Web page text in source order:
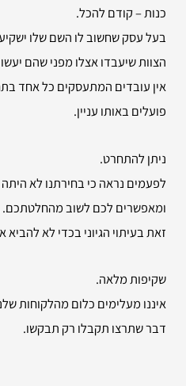
כנות – קודם להכל.
בעל עסק שחשוב לו השם שלו
הצוות שיעבדו אצלו מפני שהם
אין עובדים המתעסקים כל אחד
פועלים באותו עניין.
ניתן להתחרט.
לפעמים נראה כי בחירתנו לא
ומאפשרים לכם לשוב מהחלטתכם.
זאת בעיתוי הגיוני בכדי לא
שקיפות מלאה.
איננו מעלימים כלום מהלקוחות
דבר שתרצו תקבלו רק תבקשו.